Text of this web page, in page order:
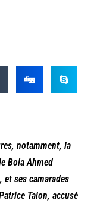
notamment, la
Bola Ahmed
ses camarades
Talon, accusé